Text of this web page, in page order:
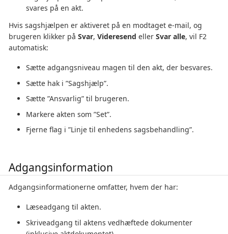
svares på en akt.
Hvis sagshjælpen er aktiveret på en modtaget e-mail, og
brugeren klikker på Svar, Videresend eller Svar alle, vil F2
automatisk:
Sætte adgangsniveau magen til den akt, der besvares.
Sætte hak i ”Sagshjælp”.
Sætte ”Ansvarlig” til brugeren.
Markere akten som ”Set”.
Fjerne flag i ”Linje til enhedens sagsbehandling”.
Adgangsinformation
Adgangsinformationerne omfatter, hvem der har:
Læseadgang til akten.
Skriveadgang til aktens vedhæftede dokumenter